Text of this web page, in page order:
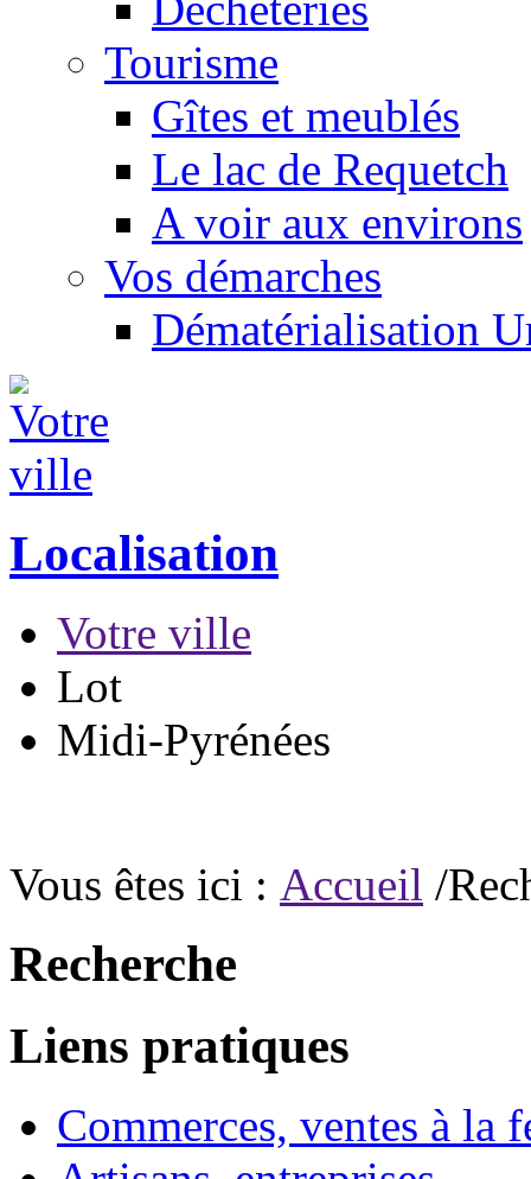
Tourisme
Gîtes et meublés
Le lac de Requetch
A voir aux environs
Vos démarches
Dématérialisation
Localisation
Votre ville
Lot
Midi-Pyrénées
Vous êtes ici : Accueil /
Recherche
Liens pratiques
Commerces, ventes à la